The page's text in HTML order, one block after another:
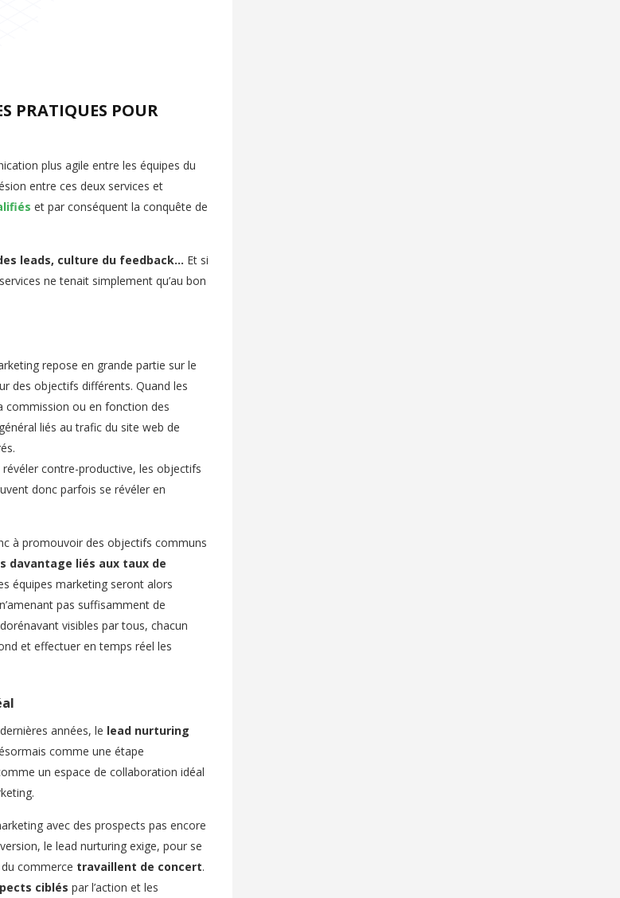
PRATIQUES POUR
plus agile entre les équipes du
entre ces deux services et
et par conséquent la conquête de
leads, culture du feedback… Et si
ne tenait simplement qu’au bon
repose en grande partie sur le
des objectifs différents. Quand les
commission ou en fonction des
liés au trafic du site web de
contre-productive, les objectifs
donc parfois se révéler en
à promouvoir des objectifs communs
davantage liés aux taux de
équipes marketing seront alors
pas suffisamment de
visibles par tous, chacun
et effectuer en temps réel les
années, le lead nurturing
comme une étape
un espace de collaboration idéal
avec des prospects pas encore
le lead nurturing exige, pour se
commerce travaillent de concert.
ciblés par l’action et les